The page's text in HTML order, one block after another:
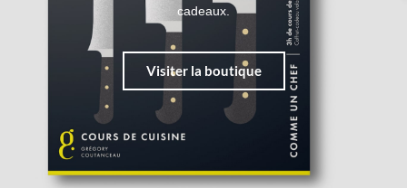
cadeaux.
Visiter la boutique